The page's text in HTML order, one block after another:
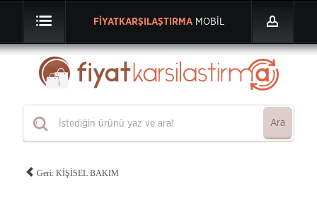
FİYATKARŞILAŞTIRMAMOBİL
Ara
Geri: KİŞİSEL BAKIM